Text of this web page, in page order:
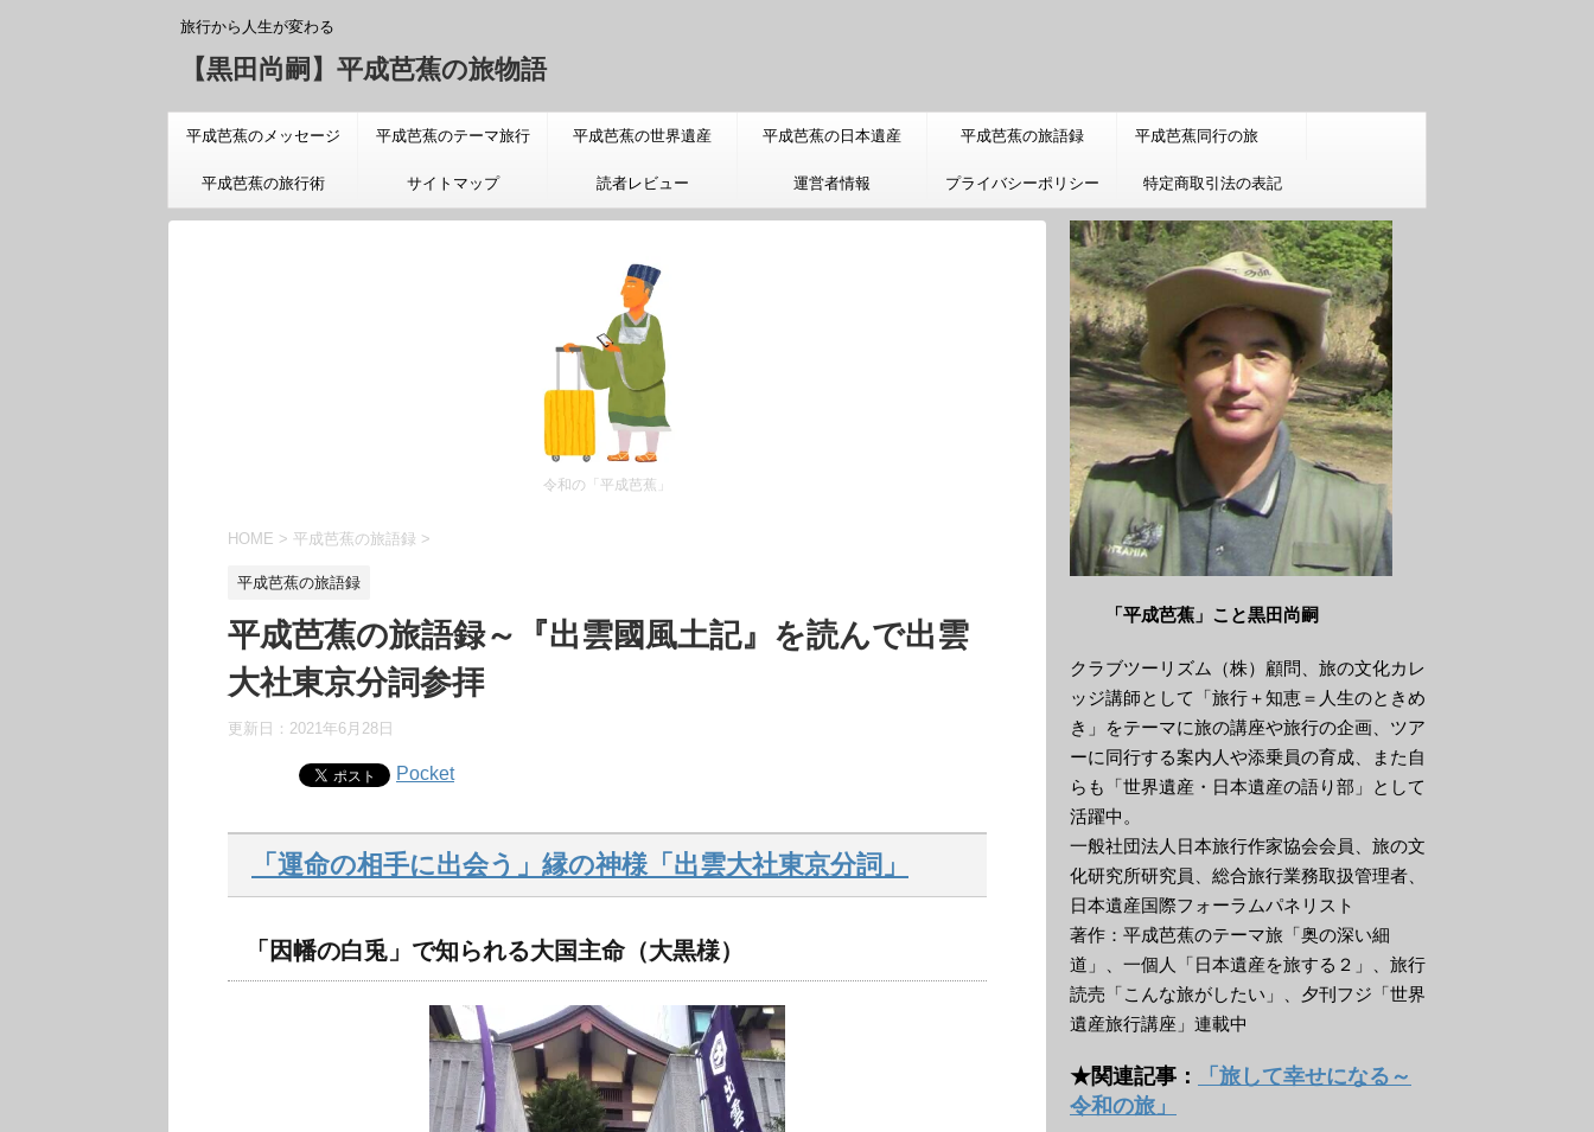
旅行から人生が変わる
【黒田尚嗣】平成芭蕉の旅物語
平成芭蕉のメッセージ
「旅についての真実」
平成芭蕉のテーマ旅行 平成芭蕉の世界遺産 平成芭蕉の日本遺産 平成芭蕉の旅語録 平成芭蕉同行の旅
平成芭蕉の旅行術 サイトマップ 読者レビュー 運営者情報 プライバシーポリシー 特定商取引法の表記
令和の「平成芭蕉」
HOME > 平成芭蕉の旅語録 >
平成芭蕉の旅語録
平成芭蕉の旅語録～『出雲國風土記』を読んで出雲
大社東京分詞参拝
更新日： 2021年6月28日
Pocket
「運命の相手に出会う」縁の神様「出雲大社東京分詞」
「因幡の白兎」で知られる大国主命（大黒様）
「平成芭蕉」こと黒田尚嗣
クラブツーリズム（株）顧問、旅の文化カレ
ッジ講師として「旅行＋知恵＝人生のときめ
き」をテーマに旅の講座や旅行の企画、ツア
ーに同行する案内人や添乗員の育成、また自
らも「世界遺産・日本遺産の語り部」として
活躍中。
一般社団法人日本旅行作家協会会員、旅の文
化研究所研究員、総合旅行業務取扱管理者、
日本遺産国際フォーラムパネリスト
著作：平成芭蕉のテーマ旅「奥の深い細
道」、一個人「日本遺産を旅する２」、旅行
読売「こんな旅がしたい」、夕刊フジ「世界
遺産旅行講座」連載中
★関連記事：
「旅して幸せになる～
令和の旅」